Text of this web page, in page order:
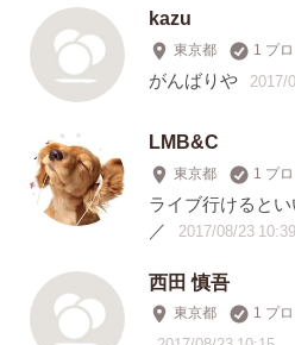
kazu
東京都 1 プ
がんばりや 2017/
LMB&C
東京都 1 プ
ライブ行けると
／
2017/08/23 10:39
西田 慎吾
東京都 1 プ